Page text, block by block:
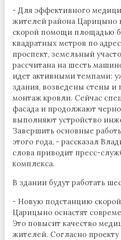
- Для эффективного
жителей района Царицыно
скорой помощи площадью
квадратных метров по
проспект, земельный
рассчитана на шесть
идет активными темпами:
здания, возведены стены и
монтаж кровли. Сейчас
фасада и продолжают
выполняют устройство
Завершить основные
этого года, - рассказал
слова приводит пресс-
комплекса.
В здании будут работать
- Новую подстанцию
Царицыно оснастят
Это повысит качество
жителей. Согласно